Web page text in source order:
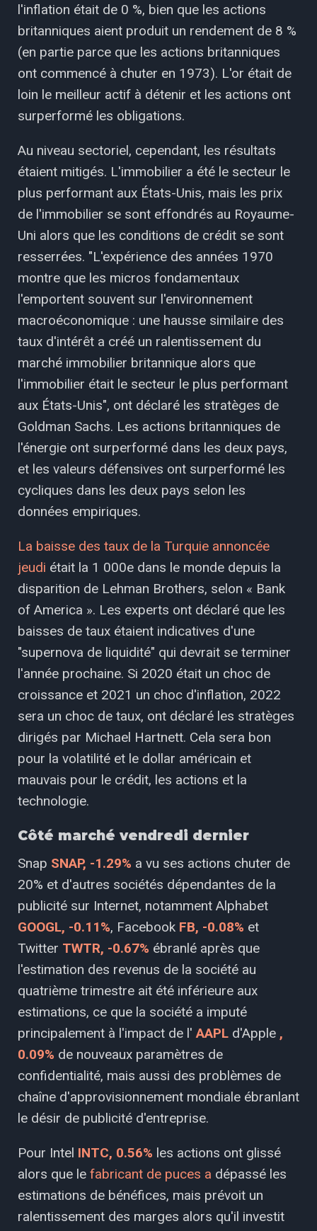
l'inflation était de 0 %, bien que les actions
britanniques aient produit un rendement de 8 %
(en partie parce que les actions britanniques
ont commencé à chuter en 1973). L'or était de
loin le meilleur actif à détenir et les actions ont
surperformé les obligations.
Au niveau sectoriel, cependant, les résultats
étaient mitigés. L'immobilier a été le secteur le
plus performant aux États-Unis, mais les prix
de l'immobilier se sont effondrés au Royaume-
Uni alors que les conditions de crédit se sont
resserrées. "L'expérience des années 1970
montre que les micros fondamentaux
l'emportent souvent sur l'environnement
macroéconomique : une hausse similaire des
taux d'intérêt a créé un ralentissement du
marché immobilier britannique alors que
l'immobilier était le secteur le plus performant
aux États-Unis", ont déclaré les stratèges de
Goldman Sachs. Les actions britanniques de
l'énergie ont surperformé dans les deux pays,
et les valeurs défensives ont surperformé les
cycliques dans les deux pays selon les
données empiriques.
La baisse des taux de la Turquie annoncée
jeudi était la 1 000e dans le monde depuis la
disparition de Lehman Brothers, selon « Bank
of America ». Les experts ont déclaré que les
baisses de taux étaient indicatives d'une
"supernova de liquidité" qui devrait se terminer
l'année prochaine. Si 2020 était un choc de
croissance et 2021 un choc d'inflation, 2022
sera un choc de taux, ont déclaré les stratèges
dirigés par Michael Hartnett. Cela sera bon
pour la volatilité et le dollar américain et
mauvais pour le crédit, les actions et la
technologie.
Côté marché vendredi dernier
Snap SNAP, -1.29% a vu ses actions chuter de
20% et d'autres sociétés dépendantes de la
publicité sur Internet, notamment Alphabet
GOOGL, -0.11%, Facebook FB, -0.08% et
Twitter TWTR, -0.67% ébranlé après que
l'estimation des revenus de la société au
quatrième trimestre ait été inférieure aux
estimations, ce que la société a imputé
principalement à l'impact de l'AAPL d'Apple ,
0.09% de nouveaux paramètres de
confidentialité, mais aussi des problèmes de
chaîne d'approvisionnement mondiale ébranlant
le désir de publicité d'entreprise.
Pour Intel INTC, 0.56% les actions ont glissé
alors que le fabricant de puces a dépassé les
estimations de bénéfices, mais prévoit un
ralentissement des marges alors qu'il investit